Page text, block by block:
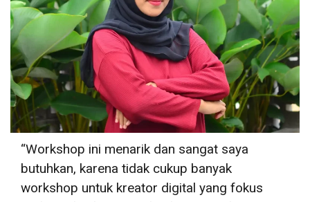
“Workshop ini menarik dan sangat saya
butuhkan, karena tidak cukup banyak
workshop untuk kreator digital yang fokus